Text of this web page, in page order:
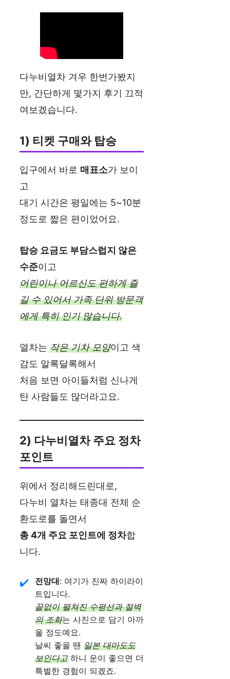
다누비열차 겨우 한번가봤지
만, 간단하게 몇가지 후기 끄적
여보겠습니다.
1) 티켓 구매와 탑승
입구에서 바로 매표소가 보이
고
대기 시간은 평일에는 5~10분
정도로 짧은 편이었어요.
탑승 요금도 부담스럽지 않은
수준이고
어린이나 어르신도 편하게 즐
길 수 있어서 가족 단위 방문객
에게 특히 인기 많습니다.
열차는 작은 기차 모양이고 색
감도 알록달록해서
처음 보면 아이들처럼 신나게
탄 사람들도 많더라고요.
2) 다누비열차 주요 정차
포인트
위에서 정리해드린대로,
다누비 열차는 태종대 전체 순
환도로를 돌면서
총 4개 주요 포인트에 정차합
니다.
전망대: 여기가 진짜 하이라이
트입니다.
끝없이 펼쳐진 수평선과 절벽
의 조화는 사진으로 담기 아까
울 정도예요.
날씨 좋을 땐 일본 대마도도
보인다고 하니 운이 좋으면 더
특별한 경험이 되겠죠.